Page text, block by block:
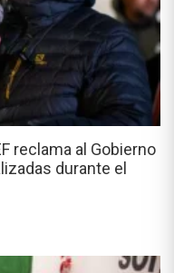
reclama al Gobierno
durante el